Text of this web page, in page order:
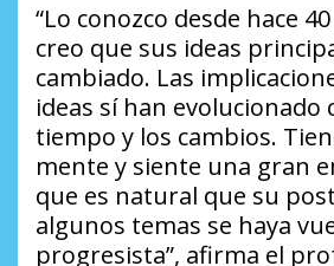
“Lo conozco desde hace
creo que sus ideas
cambiado. Las
ideas sí han evolucionado
tiempo y los cambios.
mente y siente una gran
que es natural que su
algunos temas se haya
progresista”, afirma el